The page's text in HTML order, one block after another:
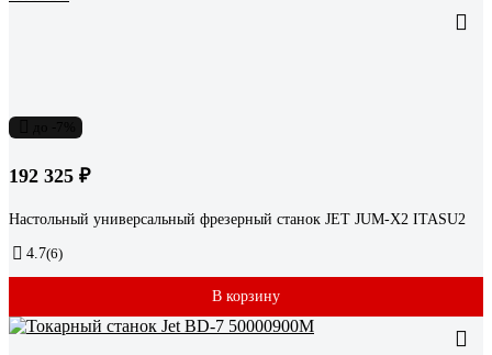
192 325 ₽
Настольный универсальный фрезерный станок JET JUM-X2 ITASU2
4.7(6)
В корзину